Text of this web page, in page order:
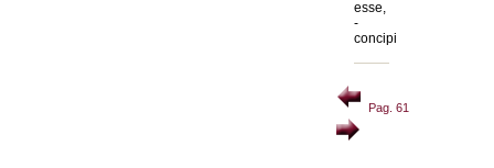
esse,
-
concipi
Pag. 61